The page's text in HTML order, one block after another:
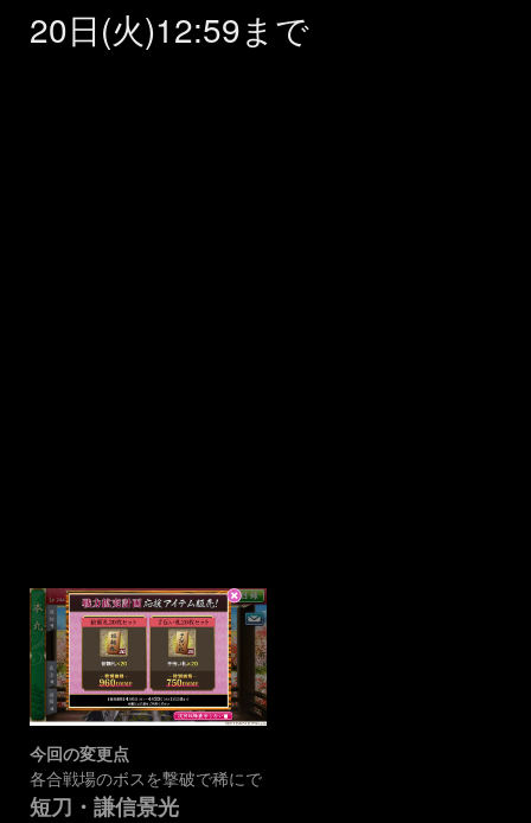
20日(火)12:59まで
今回の変更点
各合戦場のボスを撃破で稀にで
短刀・謙信景光